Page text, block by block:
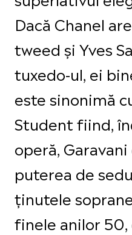
Dacă Chanel
tweed și Yves
tuxedo-ul, ei
este sinonimă
Student fiind,
operă,
puterea de
ținutele
finele anilor 50,